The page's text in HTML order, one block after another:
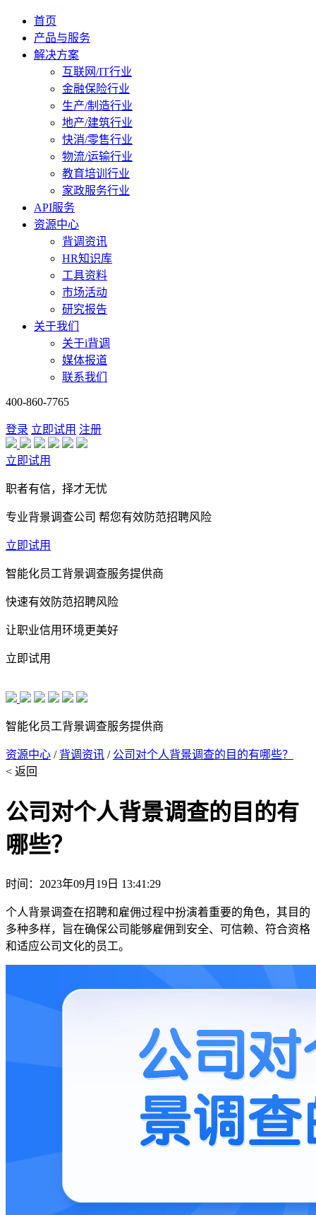
首页
产品与服务
解决方案
互联网/IT行业
金融保险行业
生产/制造行业
地产/建筑行业
快消/零售行业
物流/运输行业
教育培训行业
家政服务行业
API服务
资源中心
背调资讯
HR知识库
工具资料
市场活动
研究报告
关于我们
关于i背调
媒体报道
联系我们
400-860-7765
登录 立即试用 注册
立即试用
职者有信，择才无忧
专业背景调查公司 帮您有效防范招聘风险
立即试用
智能化员工背景调查服务提供商
快速有效防范招聘风险
让职业信用环境更美好
立即试用
智能化员工背景调查服务提供商
资源中心 / 背调资讯 / 公司对个人背景调查的目的有哪些？
< 返回
公司对个人背景调查的目的有
哪些？
时间：2023年09月19日 13:41:29
个人背景调查在招聘和雇佣过程中扮演着重要的角色，其目的
多种多样，旨在确保公司能够雇佣到安全、可信赖、符合资格
和适应公司文化的员工。